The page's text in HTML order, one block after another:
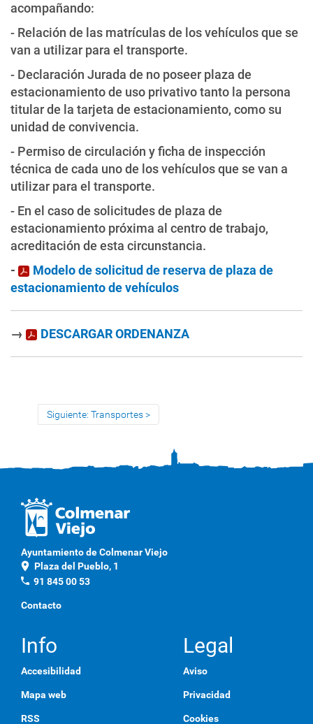
acompañando:
- Relación de las matrículas de los vehículos que se
van a utilizar para el transporte.
- Declaración Jurada de no poseer plaza de
estacionamiento de uso privativo tanto la persona
titular de la tarjeta de estacionamiento, como su
unidad de convivencia.
- Permiso de circulación y ficha de inspección
técnica de cada uno de los vehículos que se van a
utilizar para el transporte.
- En el caso de solicitudes de plaza de
estacionamiento próxima al centro de trabajo,
acreditación de esta circunstancia.
-
Modelo de solicitud de reserva de plaza de
estacionamiento de vehículos
→ DESCARGAR ORDENANZA
Siguiente: Transportes
Ayuntamiento de Colmenar Viejo
location_on Plaza del Pueblo, 1
phone 91 845 00 53
Contacto
Info
Accesibilidad
Mapa web
RSS
Legal
Aviso
Privacidad
Cookies